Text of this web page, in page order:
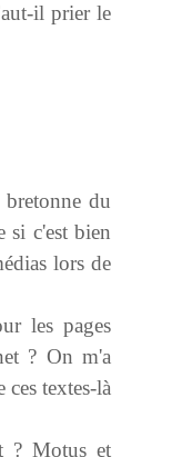
il prier le
du
si c'est bien
lors de
les pages
? On m'a
textes-là
? Motus et